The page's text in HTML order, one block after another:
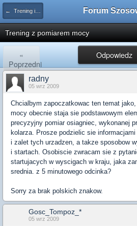
← Trening i zdrowie Forum
Trening z pomiarem mocy
Odpowiedz
«
Poprzedni
radny
05 wrz 2009
Chcialbym zapoczatkowac ten temat
mocy obecnie staja sie podstawowym
precyzyjny pomiar osiagniec, wykonanej
kolarza. Prosze podzielic sie
i zalet tych urzadzen, a takze sposobow
i startach. Osobiscie zwracam sie z
startujacych w wyscigach w kraju, jaka
srednia. z 5 minutowego odcinka?
Sorry za brak polskich znakow.
Gosc_Tompoz_*
05 wrz 2009